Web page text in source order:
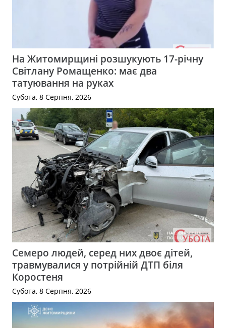
На Житомирщині розшукують 17-річну
Світлану Ромащенко: має два
татуювання на руках
Субота, 8 Серпня, 2026
Семеро людей, серед них двоє дітей,
травмувалися у потрійній ДТП біля
Коростеня
Субота, 8 Серпня, 2026